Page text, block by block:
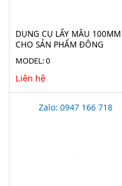
DỤNG CỤ LẤY MẪU 100MM
CHO SẢN PHẨM ĐÔNG
5323-0190
MODEL: 0
Liên hệ
Zalo: 0947 166 718